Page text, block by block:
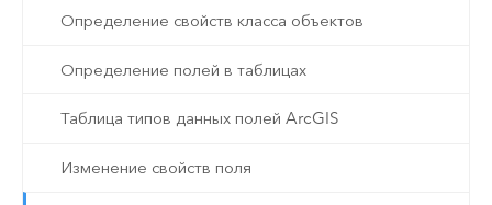
Определение свойств класса объектов
Определение полей в таблицах
Таблица типов данных полей ArcGIS
Изменение свойств поля